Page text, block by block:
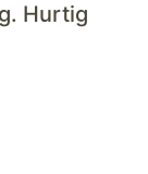
Hurtig